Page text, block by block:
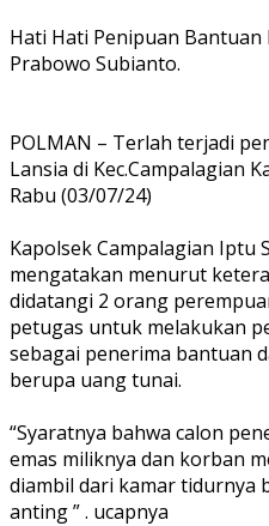
Hati Hati Penipuan
Prabowo Subianto.
POLMAN – Terlah terjadi
Lansia di Kec.Campalagian
Rabu (03/07/24)
Kapolsek Campalagian Iptu
mengatakan menurut
didatangi 2 orang
petugas untuk melakukan
sebagai penerima bantuan
berupa uang tunai.
“Syaratnya bahwa calon
emas miliknya dan korban
diambil dari kamar tidurnya
anting ” . ucapnya